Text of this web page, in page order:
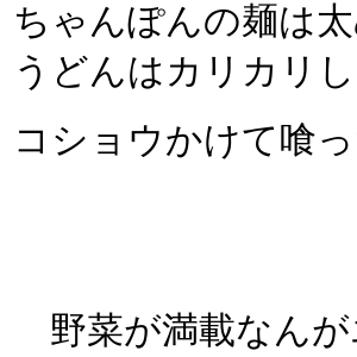
ちゃんぽんの麺は
うどんはカリカリ
コショウかけて喰
野菜が満載なんが